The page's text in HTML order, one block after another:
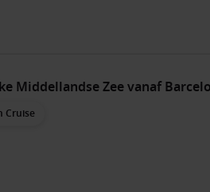
Middellandse Zee vanaf
Cruise